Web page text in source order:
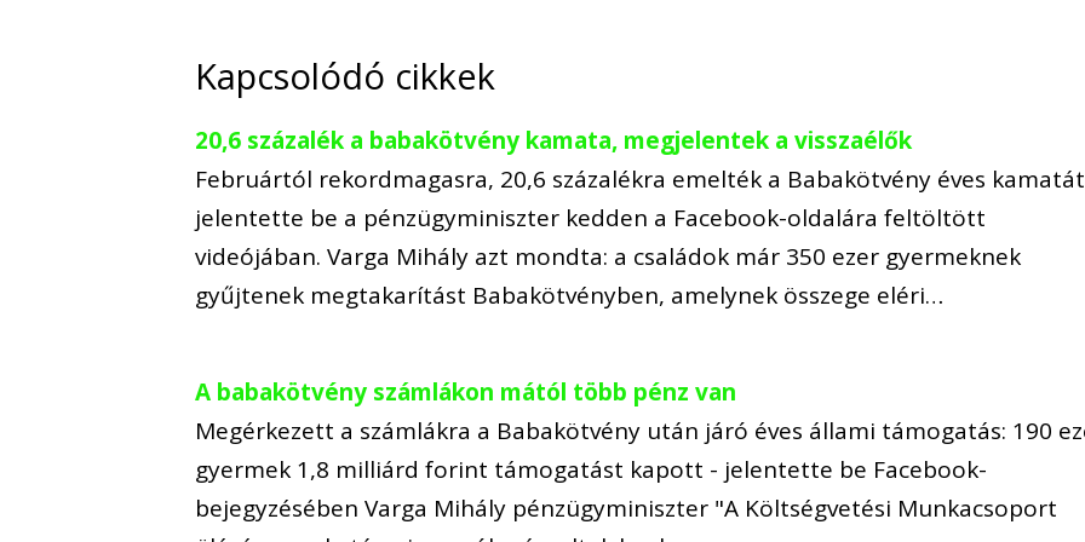
Kapcsolódó cikkek
20,6 százalék a babakötvény kamata, megjelentek a visszaélők
Februártól rekordmagasra, 20,6 százalékra emelték a Babakötvény éves
jelentette be a pénzügyminiszter kedden a Facebook-oldalára feltöltött
videójában. Varga Mihály azt mondta: a családok már 350 ezer gyermeknek
gyűjtenek megtakarítást Babakötvényben, amelynek összege eléri…
A babakötvény számlákon mától több pénz van
Megérkezett a számlákra a Babakötvény után járó éves állami támogatás: 190
gyermek 1,8 milliárd forint támogatást kapott - jelentette be Facebook-
bejegyzésében Varga Mihály pénzügyminiszter "A Költségvetési Munkacsoport